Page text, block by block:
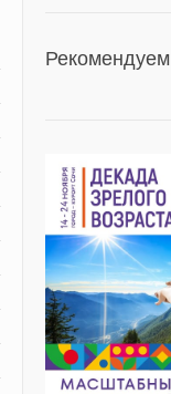
Рекомендуем